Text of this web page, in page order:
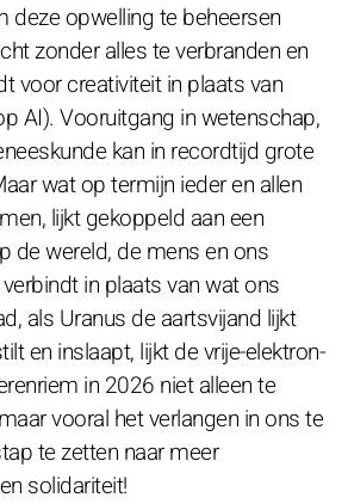
deze opwelling te beheersen
zonder alles te verbranden en
voor creativiteit in plaats van
AI). Vooruitgang in wetenschap,
kan in recordtijd grote
wat op termijn ieder en allen
lijkt gekoppeld aan een
de wereld, de mens en ons
in plaats van wat ons
als Uranus de aartsvijand lijkt
en inslaapt, lijkt de vrije-elektron-
in 2026 niet alleen te
vooral het verlangen in ons te
te zetten naar meer
solidariteit!